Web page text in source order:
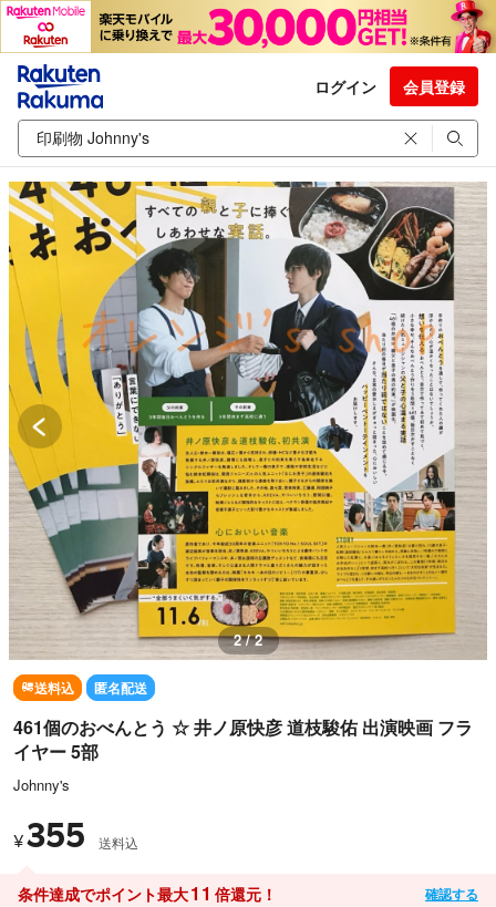
ログイン 会員登録
1 / 2
送料込 匿名配送
461個のおべんとう ☆ 井ノ原快彦 道枝駿佑 出演映画 フラ
イヤー 5部
Johnny's
¥355 送料込
条件達成でポイント最大11 倍還元！ 確認する